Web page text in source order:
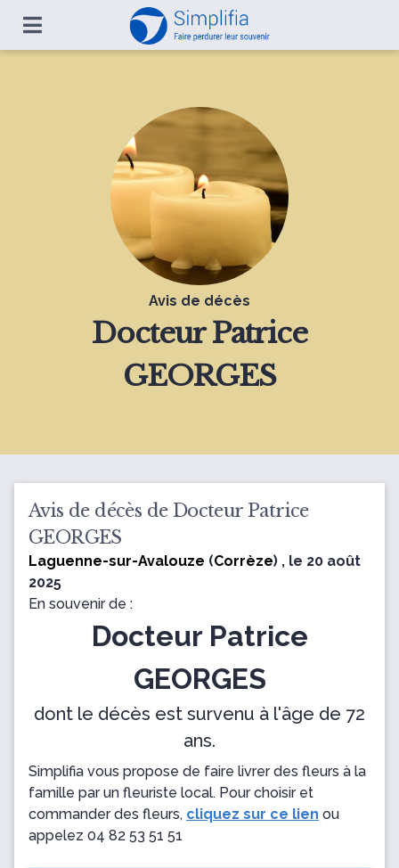
Avis de décès
Docteur Patrice
GEORGES
Avis de décès de Docteur Patrice
GEORGES
Laguenne-sur-Avalouze (Corrèze) , le 20 août
2025
En souvenir de :
Docteur Patrice
GEORGES
dont le décès est survenu à l'âge de 72
ans.
Simplifia vous propose de faire livrer des fleurs à la
famille par un fleuriste local. Pour choisir et
commander des fleurs, cliquez sur ce lien ou
appelez 04 82 53 51 51